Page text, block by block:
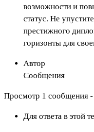
возможности и
статус. Не
престижного
горизонты для
Автор
Сообщения
Просмотр 1 сообщения -
Для ответа в этой